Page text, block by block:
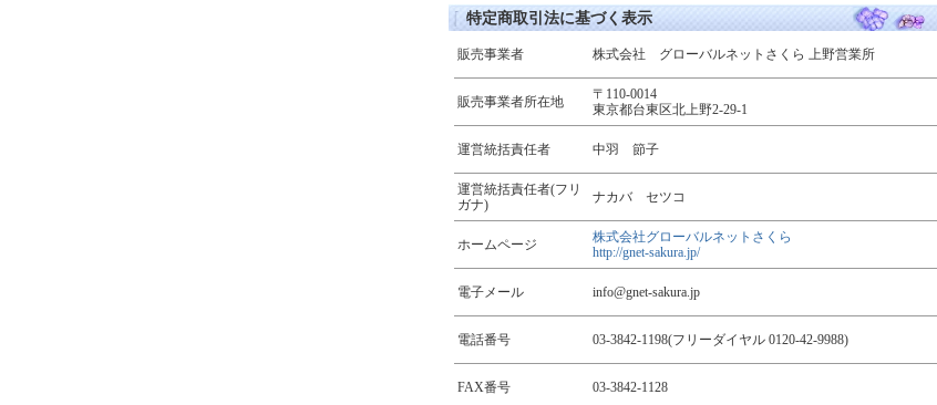
特定商取引法に基づく表示
販売事業者 株式会社 グローバルネットさくら 上野営業所
販売事業者所在地
〒110-0014
東京都台東区北上野2-29-1
運営統括責任者 中羽 節子
運営統括責任者(フリ
ガナ)
ナカバ セツコ
ホームページ
株式会社グローバルネットさくら
http://gnet-sakura.jp/
電子メール info@gnet-sakura.jp
電話番号 03-3842-1198(フリーダイヤル 0120-42-9988)
FAX番号 03-3842-1128